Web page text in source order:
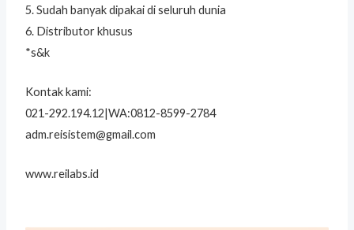
5. Sudah banyak dipakai di seluruh dunia
6. Distributor khusus
*s&k
Kontak kami:
021-292.194.12|WA:0812-8599-2784
adm.reisistem@gmail.com
www.reilabs.id